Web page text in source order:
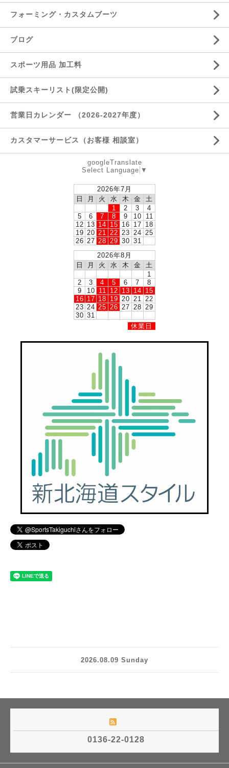
フォーミング・カスタムブーツ
ブログ
スポーツ用品 加工料
試乗スキーリスト(限定公開)
営業日カレンダー （2026-2027年度）
カスタマーサービス（お客様 相談室）
googleTranslate
Select Language ▼
2026年7月
日
月 火 水 木 金
土
1
2 3
4
5
6 7 8 9 10
11
12 13 14 15 16 17 18
19 20 21 22 23 24 25
26 27 28 29 30 31
2026年8月
日
月 火 水 木 金
土
1
2
3 4 5 6 7
8
9
10 11 12 13 14 15
16 17 18 19 20 21
22
23 24 25 26 27 28 29
30 31
休業日
2026.08.09 Sunday
0136-22-0128